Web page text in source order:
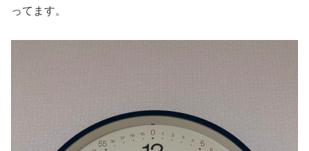
ってます。